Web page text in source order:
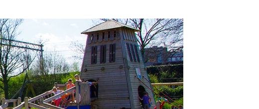
Inschrijven buitenschoole
opvang
(4-12 jaar)
Offerte peuteropvang